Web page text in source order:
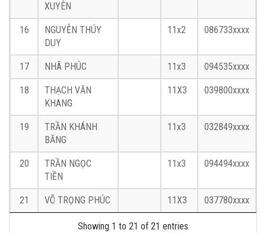
XUYÊN
16
NGUYỄN THÚY
DUY
11x2 086733xxxx
17 NHÃ PHÚC 11x3 094535xxxx
18
THẠCH VĂN
KHANG
11X3 039800xxxx
19
TRẦN KHÁNH
BĂNG
11x3 032849xxxx
20
TRẦN NGỌC
TIỀN
11x3 094494xxxx
21 VÕ TRỌNG PHÚC 11X3 037780xxxx
Showing 1 to 21 of 21 entries